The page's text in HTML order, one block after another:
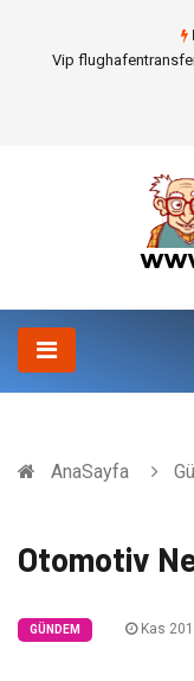
Osb Sandık ve
AnaSayfa
Otomotiv
GÜNDEM Kas